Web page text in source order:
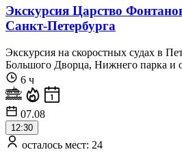
Экскурсия Царство
Санкт-Петербурга
Экскурсия на скоростных судах в
Большого Дворца, Нижнего парка и
6 ч
07.08
12:30
осталось мест: 24